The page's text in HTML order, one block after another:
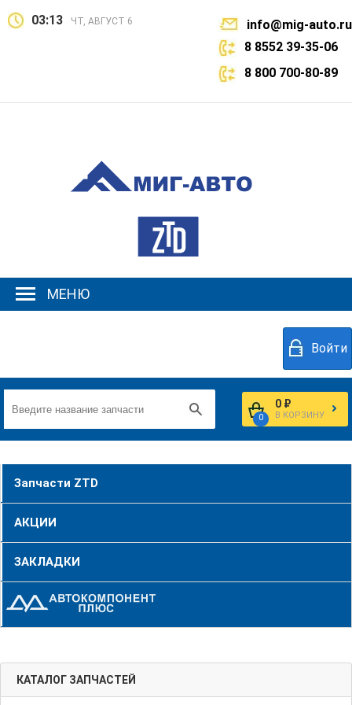
03:13 ЧТ, АВГУСТ 6
info@mig-auto.ru
8 8552 39-35-06
8 800 700-80-89
МЕНЮ
Войти
0
0 ₽
В КОРЗИНУ
Запчасти ZTD
АКЦИИ
ЗАКЛАДКИ
КАТАЛОГ ЗАПЧАСТЕЙ